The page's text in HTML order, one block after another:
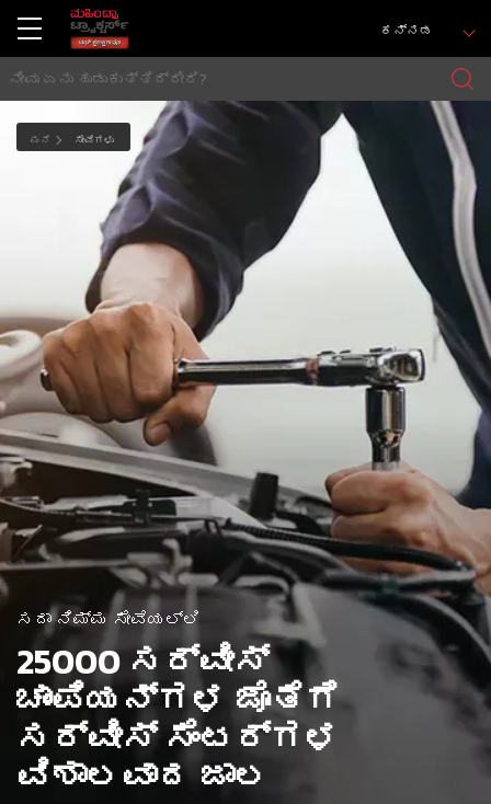
ಕನ್ನಡ
ಮನೆ ಸೇವೆಗಳು
ಸದಾ ನಿಮ್ಮ ಸೇವೆಯಲ್ಲಿ
25000 ಸರ್ವೀಸ್
ಚಾಂಪಿಯನ್ಗಳ ಜೊತೆಗೆ
ಸರ್ವೀಸ್ ಸೆಂಟರ್ಗಳ
ವಿಶಾಲವಾದ ಜಾಲ